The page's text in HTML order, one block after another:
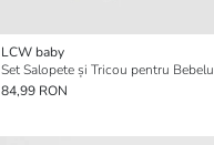
LCW baby
84,99 RON